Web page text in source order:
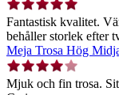
Fantastisk kvalitet.
behåller storlek efter
Meja Trosa Hög
Mjuk och fin trosa.